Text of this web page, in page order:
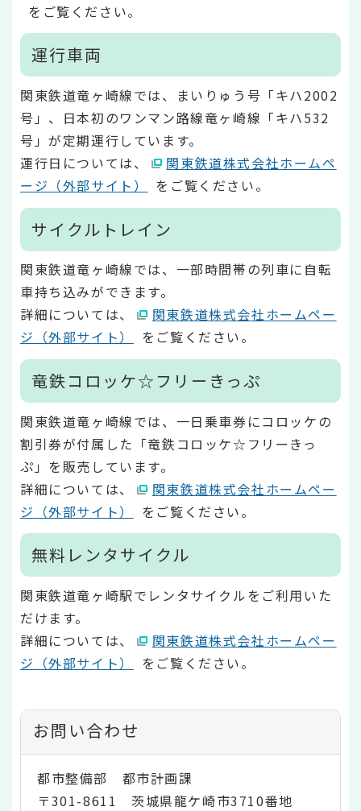
をご覧ください。
運行車両
関東鉄道竜ヶ崎線では、まいりゅう号「キハ2002
号」、日本初のワンマン路線竜ヶ崎線「キハ532
号」が定期運行しています。
運行日については、
関東鉄道株式会社ホームペ
ージ（外部サイト）
をご覧ください。
サイクルトレイン
関東鉄道竜ヶ崎線では、一部時間帯の列車に自転
車持ち込みができます。
詳細については、
関東鉄道株式会社ホームペー
ジ（外部サイト）
をご覧ください。
竜鉄コロッケ☆フリーきっぷ
関東鉄道竜ヶ崎線では、一日乗車券にコロッケの
割引券が付属した「竜鉄コロッケ☆フリーきっ
ぷ」を販売しています。
詳細については、
関東鉄道株式会社ホームペー
ジ（外部サイト）
をご覧ください。
無料レンタサイクル
関東鉄道竜ヶ崎駅でレンタサイクルをご利用いた
だけます。
詳細については、
関東鉄道株式会社ホームペー
ジ（外部サイト）
をご覧ください。
お問い合わせ
都市整備部 都市計画課
〒301-8611 茨城県龍ケ崎市3710番地